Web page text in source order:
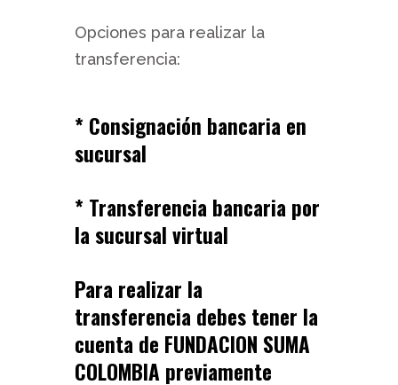
Opciones para realizar la
transferencia:
* Consignación bancaria en
sucursal
* Transferencia bancaria por
la sucursal virtual
Para realizar la
transferencia debes tener la
cuenta de FUNDACION SUMA
COLOMBIA previamente